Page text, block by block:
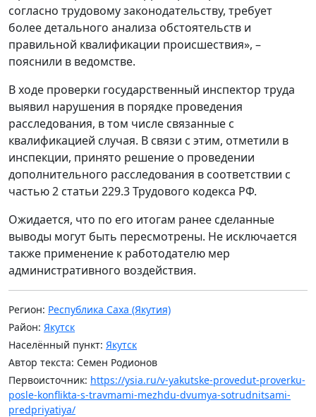
согласно трудовому законодательству, требует
более детального анализа обстоятельств и
правильной квалификации происшествия», –
пояснили в ведомстве.
В ходе проверки государственный инспектор труда
выявил нарушения в порядке проведения
расследования, в том числе связанные с
квалификацией случая. В связи с этим, отметили в
инспекции, принято решение о проведении
дополнительного расследования в соответствии с
частью 2 статьи 229.3 Трудового кодекса РФ.
Ожидается, что по его итогам ранее сделанные
выводы могут быть пересмотрены. Не исключается
также применение к работодателю мер
административного воздействия.
Регион: Республика Саха (Якутия)
Район: Якутск
Населённый пункт: Якутск
Автор текста: Семен Родионов
Первоисточник: https://ysia.ru/v-yakutske-provedut-proverku-
posle-konflikta-s-travmami-mezhdu-dvumya-sotrudnitsami-
predpriyatiya/